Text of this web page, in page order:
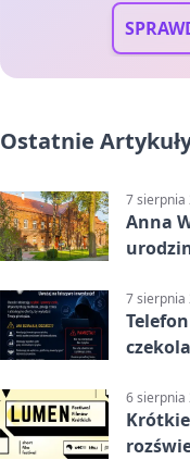
Ostatnie
7 sierpnia
Anna
7 sierpnia
6 sierpnia